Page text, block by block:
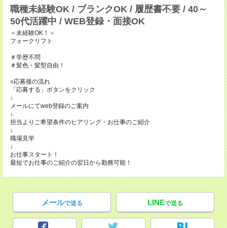
職種未経験OK / ブランクOK / 履歴書不要 / 40～
50代活躍中 / WEB登録・面接OK
＜未経験OK！＞
フォークリフト
＃学歴不問
＃髪色・髪型自由！
○応募後の流れ
「応募する」ボタンをクリック
↓
メールにてweb登録のご案内
↓
担当よりご希望条件のヒアリング・お仕事のご紹介
↓
職場見学
↓
お仕事スタート！
最短でお仕事のご紹介の翌日から勤務可能！
メールで送る LINEで送る